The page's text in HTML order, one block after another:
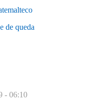
de queda
- 06:10